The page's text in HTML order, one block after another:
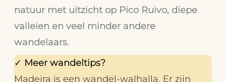
natuur met uitzicht op Pico Ruivo, diepe
valleien en veel minder andere
wandelaars.
✓ Meer wandeltips?
Madeira is een wandel-walhalla. Er zijn